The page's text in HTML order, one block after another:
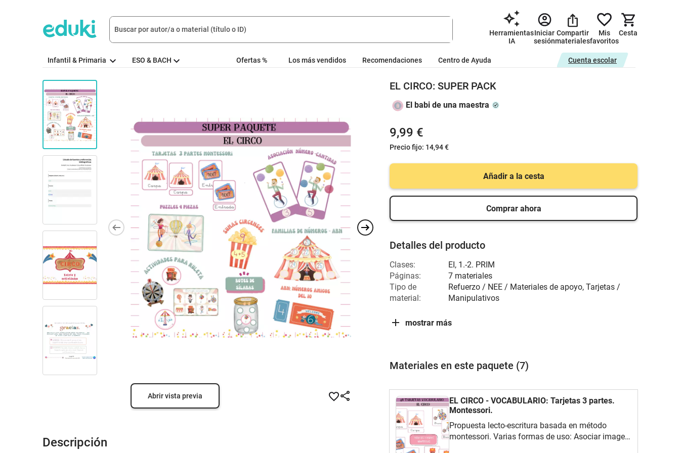
Herramientas
IA
Iniciar
sesión
Compartir
materiales
Mis
favoritos
Cesta
Infantil & Primaria ESO & BACH Ofertas % Los más vendidos Recomendaciones Centro de Ayuda Cuenta escolar
Abrir vista previa
Descripción
EL CIRCO: SUPER PACK
El babi de una maestra
9,99 €
Precio fijo: 14,94 €
Añadir a la cesta
Comprar ahora
Detalles del producto
Clases: EI, 1.-2. PRIM
Páginas:
7 materiales
Tipo de
material:
Refuerzo / NEE / Materiales de apoyo, Tarjetas /
Manipulativos
mostrar más
Materiales en este paquete (7)
EL CIRCO - VOCABULARIO: Tarjetas 3 partes.
Montessori.
Propuesta lecto-escritura basada en método
montessori. Varias formas de uso: Asociar imagen